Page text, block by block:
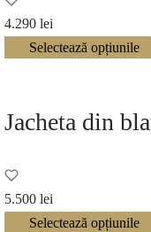
4.290 lei
Selectează opțiunile
Jacheta din
5.500 lei
Selectează opțiunile